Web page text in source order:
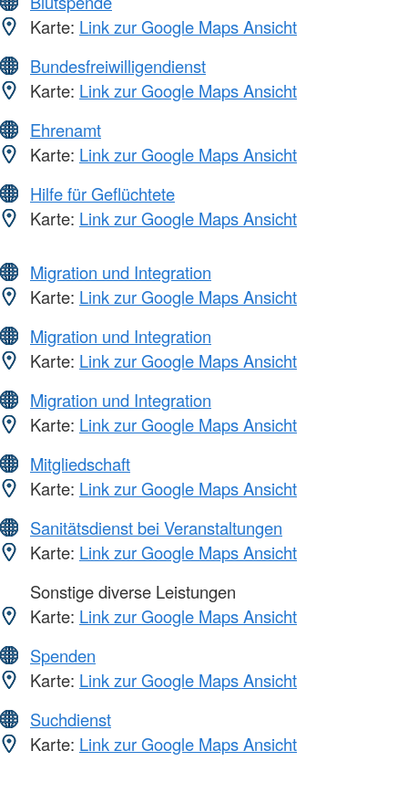
Karte: Link zur Google Maps Ansicht
Bundesfreiwilligendienst
Karte: Link zur Google Maps Ansicht
Ehrenamt
Karte: Link zur Google Maps Ansicht
Hilfe für Geflüchtete
Karte: Link zur Google Maps Ansicht
Migration und Integration
Karte: Link zur Google Maps Ansicht
Migration und Integration
Karte: Link zur Google Maps Ansicht
Migration und Integration
Karte: Link zur Google Maps Ansicht
Mitgliedschaft
Karte: Link zur Google Maps Ansicht
Sanitätsdienst bei Veranstaltungen
Karte: Link zur Google Maps Ansicht
Sonstige diverse Leistungen
Karte: Link zur Google Maps Ansicht
Spenden
Karte: Link zur Google Maps Ansicht
Suchdienst
Karte: Link zur Google Maps Ansicht